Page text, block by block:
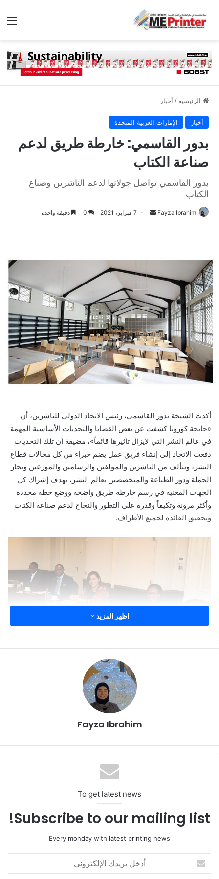
الرئيسية / أخبار
أخبار الإمارات العربية المتحدة
بدور القاسمي: خارطة طريق لدعم
صناعة الكتاب
بدور القاسمي تواصل جولاتها لدعم الناشرين وصناع
الكتاب
Fayza Ibrahim
أرسل 7 فبراير، 2021 0 دقيقة واحدة
أكدت الشيخة بدور القاسمي، رئيس الاتحاد الدولي للناشرين، أن
«جائحة كورونا كشفت عن بعض القضايا والتحديات الأساسية المهمة
في عالم النشر التي لايزال تأثيرها قائماً»، مضيفة أن تلك التحديات
دفعت الاتحاد إلى إنشاء فريق عمل يضم خبراء من كل مجالات قطاع
النشر، ويتألف من الناشرين والمؤلفين والرسامين والموزعين وتجار
الجملة ودور الطباعة والمتخصصين بعالم النشر، بهدف إشراك كل
الجهات المعنية في رسم خارطة طريق واضحة ووضع خطة محددة
وأكثر مرونة وتكيفاً وقدرة على التطور والنجاح لدعم صناعة الكتاب
وتحقيق الفائدة لجميع الأطراف.
جاء ذلك على هامش زيارة الشيخة بدور القاسمي إلى كينيا، ولقائها
رئيس جمعية الناشرين الكينيين وعدداً من الناشرين للاطلاع على
الأضرار التي لحقت بصناعة النشر في هذا البلد، ضمن جهود الاتحاد
الدولي للناشرين لدعم مرونة قطاع النشر واستدامته في جميع أنحاء
اظهر المزيد
Fayza Ibrahim
To get latest news
Subscribe to our mailing list!
Every monday with latest printing news
بريدك